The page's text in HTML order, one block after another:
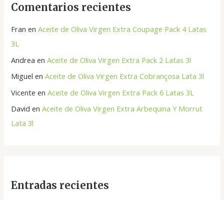
Comentarios recientes
Fran enAceite de Oliva Virgen Extra Coupage Pack 4 Latas
3L
Andrea enAceite de Oliva Virgen Extra Pack 2 Latas 3l
Miguel enAceite de Oliva Virgen Extra Cobrançosa Lata 3l
Vicente enAceite de Oliva Virgen Extra Pack 6 Latas 3L
David enAceite de Oliva Virgen Extra Arbequina Y Morrut
Lata 3l
Entradas recientes